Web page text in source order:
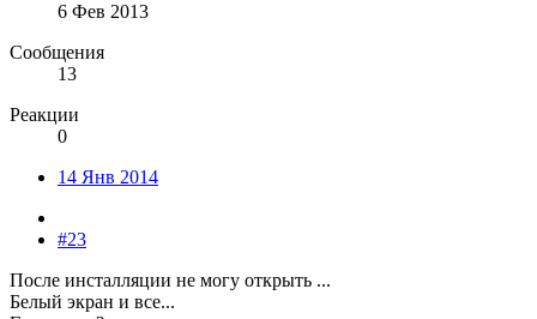
6 Фев 2013
Сообщения
13
Реакции
0
14 Янв 2014
#23
После инсталляции не могу открыть ...
Белый экран и все...